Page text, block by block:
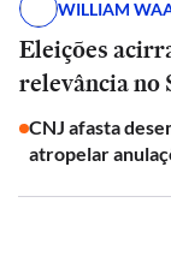
WILLIAM
Eleições
relevância no
CNJ afasta
atropelar